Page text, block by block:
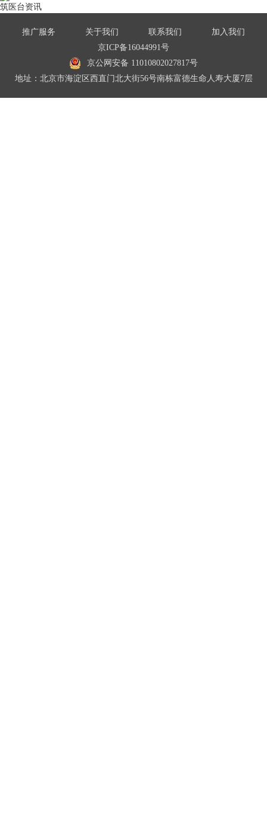
筑医台资讯
推广服务 关于我们 联系我们
加入我们
京ICP备16044991号
京公网安备 11010802027817号
地址：北京市海淀区西直门北大街56号南栋富德生命人寿大厦7层